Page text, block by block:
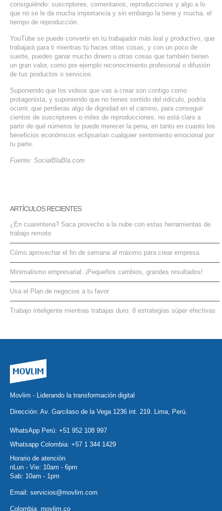
consiguiéndo: suscriptores, comentarios, reproducciones y algo a lo
que no se le da mucha importancia y sin embargo la tiene y mucha, el
tiempo de reproducción.
YouTube se puede convertir en tu trabajador más leal y productivo, que
trabajará para ti mientras tú haces otras cosas, y con un poco de
suerte, puedes ganar mucho dinero u otras cosas que también tienen
un gran valor, como por ejemplo reconocimiento profesional o difusión
de tus productos o servicios.
Suponiendo que los videos que vas a crear son contigo como
protagonista, y suponiendo que no tienes sentido del ridículo, podría
ocurrir, que perdieras algo de dignidad en el camino, para conseguir
cientos de suscriptores o miles de reproducciones, no está claro a
partir de qué números te puede merecer la pena, en tanto en cuanto los
beneficios económicos eclipsarían cualquier sentimiento emocional por
tu parte.
Fuente: SocialBlaBla.com
ARTÍCULOS RECIENTES
¿En cuarentena? Saca provecho a la nube con estas herramientas de
trabajo remoto
Cómo aprovechar el fin de semana al máximo para crear empresa
Minimalismo empresarial: ¡Pequeños cambios, grandes resultados!
Usa el Plan de negocios a tu favor
Trabajo inteligente mientras trabajas duro: 8 estrategias súper efectivas
Movlim - Liderando la transformación digital
Dirección: Av. Garcilaso de la Vega 1236 int. 219. Lima, Perú.
WhatsApp Perú: +51 952 108 997
Whatsapp Colombia: +57 1 344 1429
Horario de atención
nLun - Vie: 10am - 6pm
Sab: 10am - 1pm
Email: servicios@movlim.com
Colombia: movlim.co